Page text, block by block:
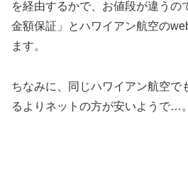
を経由するかで、お値段が違う
金額保証」とハワイアン航空の
ます。
ちなみに、同じハワイアン航空で
るよりネットの方が安いようで…